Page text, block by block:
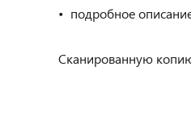
подробное
Сканированную